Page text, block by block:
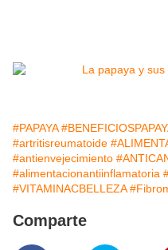
#PAPAYA
#artritisreumatoide
#antienvejecimiento
#alimentacionantiinflamatoria
#VITAMINACBELLEZA
Comparte